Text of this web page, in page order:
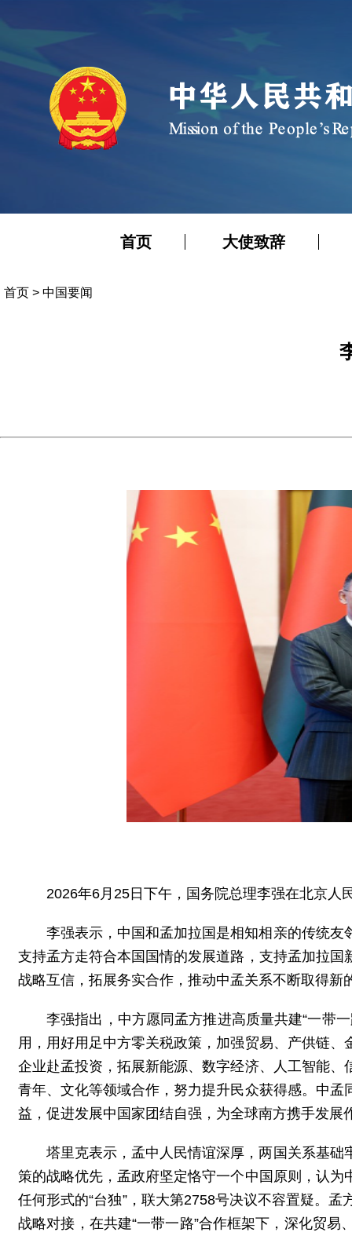
首页 大使致辞
首页 > 中国要闻
2026年6月25日下午，国务院总理李强在北京人
李强表示，中国和孟加拉国是相知相亲的传统
支持孟方走符合本国国情的发展道路，支持孟加拉
战略互信，拓展务实合作，推动中孟关系不断取得新
李强指出，中方愿同孟方推进高质量共建“一带
用，用好用足中方零关税政策，加强贸易、产供链
企业赴孟投资，拓展新能源、数字经济、人工智能
青年、文化等领域合作，努力提升民众获得感。中
益，促进发展中国家团结自强，为全球南方携手发展
塔里克表示，孟中人民情谊深厚，两国关系基
策的战略优先，孟政府坚定恪守一个中国原则，认
任何形式的“台独”，联大第2758号决议不容置疑。
战略对接，在共建“一带一路”合作框架下，深化贸